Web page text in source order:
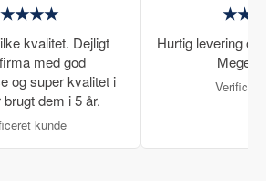
kvalitet. Dejligt
med god
og super kvalitet i
dem i 5 år.
kunde
Hurtig levering og
Meget
Verificeret